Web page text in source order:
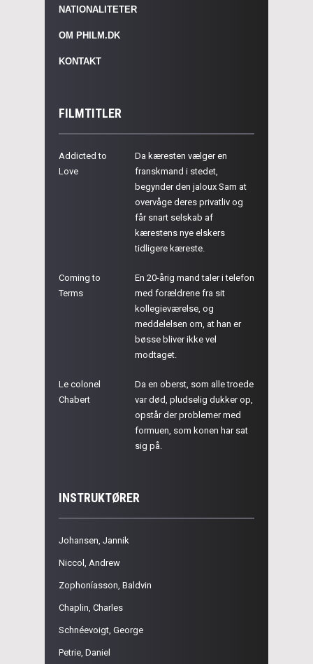
NATIONALITETER
OM PHILM.DK
KONTAKT
FILMTITLER
Addicted to
Love
Da kæresten vælger en
franskmand i stedet,
begynder den jaloux Sam at
overvåge deres privatliv og
får snart selskab af
kærestens nye elskers
tidligere kæreste.
Coming to
Terms
En 20-årig mand taler i telefon
med forældrene fra sit
kollegieværelse, og
meddelelsen om, at han er
bøsse bliver ikke vel
modtaget.
Le colonel
Chabert
Da en oberst, som alle troede
var død, pludselig dukker op,
opstår der problemer med
formuen, som konen har sat
sig på.
INSTRUKTØRER
Johansen, Jannik
Niccol, Andrew
Zophoníasson, Baldvin
Chaplin, Charles
Schnéevoigt, George
Petrie, Daniel